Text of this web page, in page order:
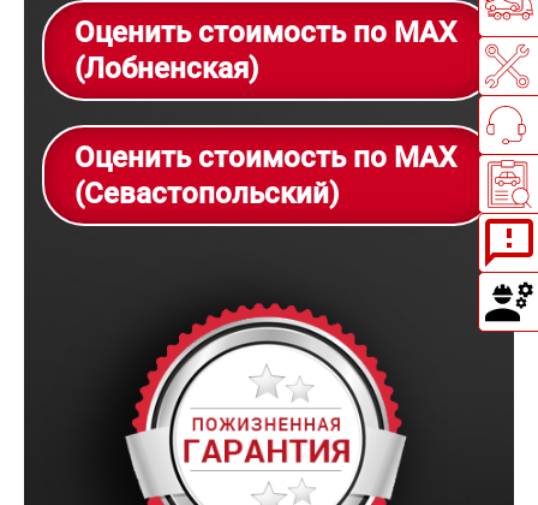
Оценить стоимость по MAX
(Лобненская)
Оценить стоимость по MAX
(Севастопольский)